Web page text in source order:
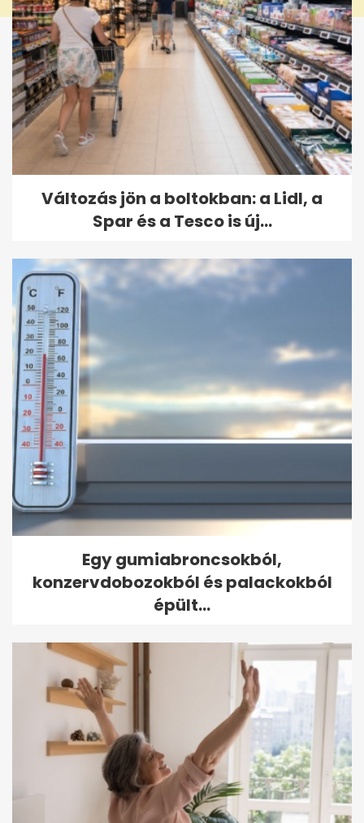
Változás jön a boltokban: a Lidl, a
Spar és a Tesco is új...
Egy gumiabroncsokból,
konzervdobozokból és palackokból
épült...